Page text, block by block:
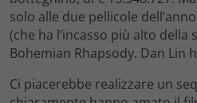
solo alle due pellicole
(che ha l’incasso più alto della
Bohemian Rhapsody. Dan Lin
Ci piacerebbe realizzare un